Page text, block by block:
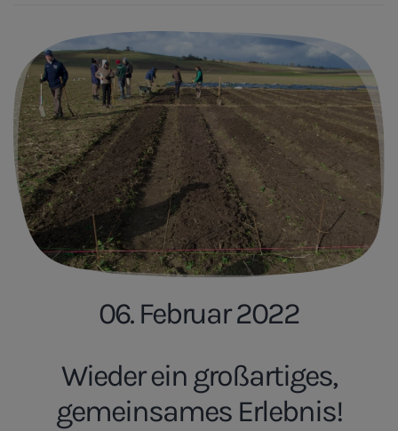
06. Februar 2022
Wieder ein großartiges,
gemeinsames Erlebnis!